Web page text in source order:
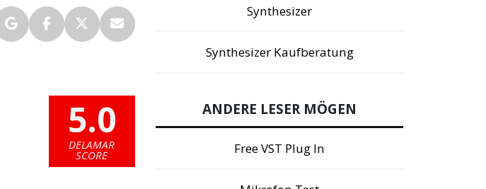
5.0
DELAMAR
SCORE
Synthesizer
Synthesizer Kaufberatung
ANDERE LESER MÖGEN
Free VST Plug In